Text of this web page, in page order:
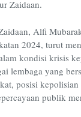
Zaidaan.
Alfi
2024, turut
kondisi krisis
lembaga yang
posisi
publik